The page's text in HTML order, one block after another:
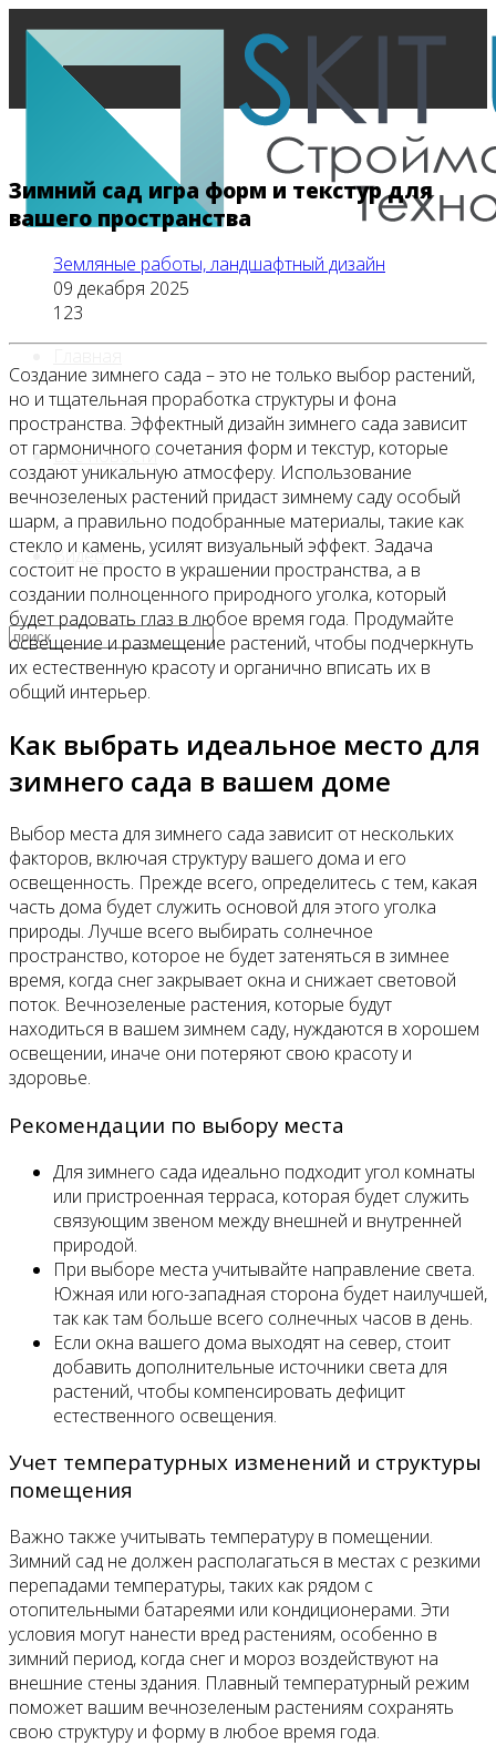
Все новости
Видео
Зимний сад игра форм и текстур для
вашего пространства
Земляные работы, ландшафтный дизайн
09 декабря 2025
123
Создание зимнего сада – это не только выбор растений,
но и тщательная проработка структуры и фона
пространства. Эффектный дизайн зимнего сада зависит
от гармоничного сочетания форм и текстур, которые
создают уникальную атмосферу. Использование
вечнозеленых растений придаст зимнему саду особый
шарм, а правильно подобранные материалы, такие как
стекло и камень, усилят визуальный эффект. Задача
состоит не просто в украшении пространства, а в
создании полноценного природного уголка, который
будет радовать глаз в любое время года. Продумайте
освещение и размещение растений, чтобы подчеркнуть
их естественную красоту и органично вписать их в
общий интерьер.
Как выбрать идеальное место для
зимнего сада в вашем доме
Выбор места для зимнего сада зависит от нескольких
факторов, включая структуру вашего дома и его
освещенность. Прежде всего, определитесь с тем, какая
часть дома будет служить основой для этого уголка
природы. Лучше всего выбирать солнечное
пространство, которое не будет затеняться в зимнее
время, когда снег закрывает окна и снижает световой
поток. Вечнозеленые растения, которые будут
находиться в вашем зимнем саду, нуждаются в хорошем
освещении, иначе они потеряют свою красоту и
здоровье.
Рекомендации по выбору места
Для зимнего сада идеально подходит угол комнаты
или пристроенная терраса, которая будет служить
связующим звеном между внешней и внутренней
природой.
При выборе места учитывайте направление света.
Южная или юго-западная сторона будет наилучшей,
так как там больше всего солнечных часов в день.
Если окна вашего дома выходят на север, стоит
добавить дополнительные источники света для
растений, чтобы компенсировать дефицит
естественного освещения.
Учет температурных изменений и структуры
помещения
Важно также учитывать температуру в помещении.
Зимний сад не должен располагаться в местах с резкими
перепадами температуры, таких как рядом с
отопительными батареями или кондиционерами. Эти
условия могут нанести вред растениям, особенно в
зимний период, когда снег и мороз воздействуют на
внешние стены здания. Плавный температурный режим
поможет вашим вечнозеленым растениям сохранять
свою структуру и форму в любое время года.